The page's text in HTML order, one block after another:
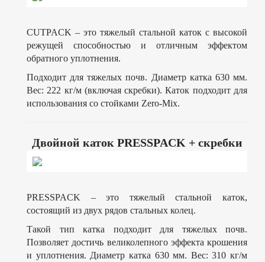
CUTPACK – это тяжелый стальной каток с высокой
режущей способностью и отличным эффектом
обратного уплотнения.
Подходит для тяжелых почв. Диаметр катка 630 мм.
Вес: 222 кг/м (включая скребки). Каток подходит для
использования со стойками Zero-Mix.
Двойной каток PRESSPACK + скребки
PRESSPACK – это тяжелый стальной каток,
состоящий из двух рядов стальных колец.
Такой тип катка подходит для тяжелых почв.
Позволяет достичь великолепного эффекта крошения
и уплотнения. Диаметр катка 630 мм. Вес: 310 кг/м